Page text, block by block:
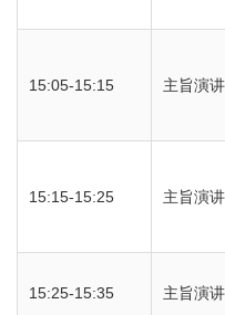
15:05-15:15 主旨演讲
15:15-15:25 主旨演讲
15:25-15:35 主旨演讲